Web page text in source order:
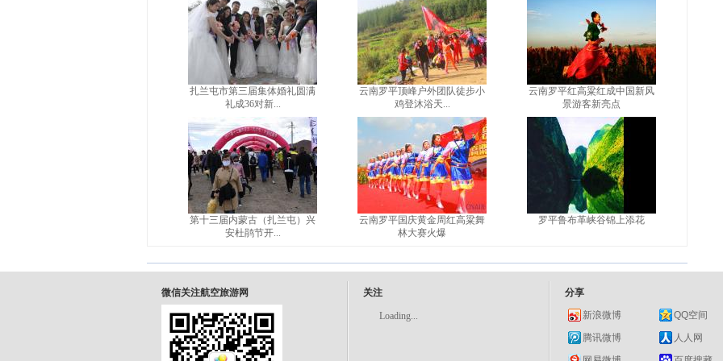
扎兰屯市第三届集体婚礼圆满
礼成36对新...
第十三届内蒙古（扎兰屯）兴
安杜鹃节开...
云南罗平顶峰户外团队徒步小
鸡登沐浴天...
云南罗平国庆黄金周红高粱舞
林大赛火爆
云南罗平红高粱红成中国新风
景游客新亮点
罗平鲁布革峡谷锦上添花
微信关注航空旅游网 关注
Loading...
分享
新浪微博
QQ空间
腾讯微博
人人网